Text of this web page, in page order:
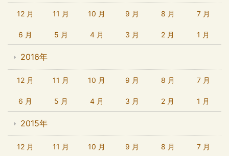
12 月 11 月 10 月 9 月 8 月 7 月
6 月 5 月 4 月 3 月 2 月 1 月
2016年
12 月 11 月 10 月 9 月 8 月 7 月
6 月 5 月 4 月 3 月 2 月 1 月
2015年
12 月 11 月 10 月 9 月 8 月 7 月